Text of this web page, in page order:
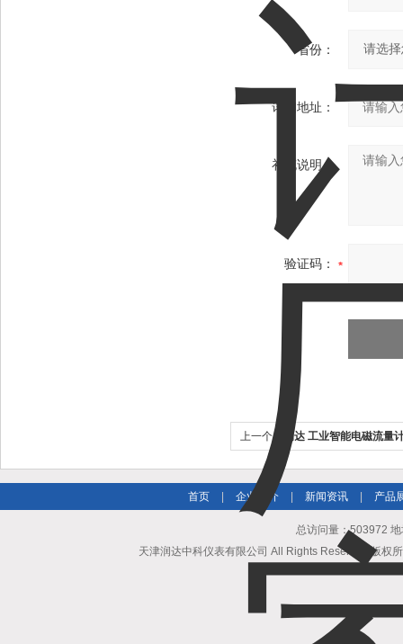
省份：
详细地址：
补充说明：
验证码：
上一个： 润达 工业智能电磁流量
首页 企业简介 新闻资讯 产品
总访问量：503972
天津润达中科仪表有限公司 All Rights Reserved 版权